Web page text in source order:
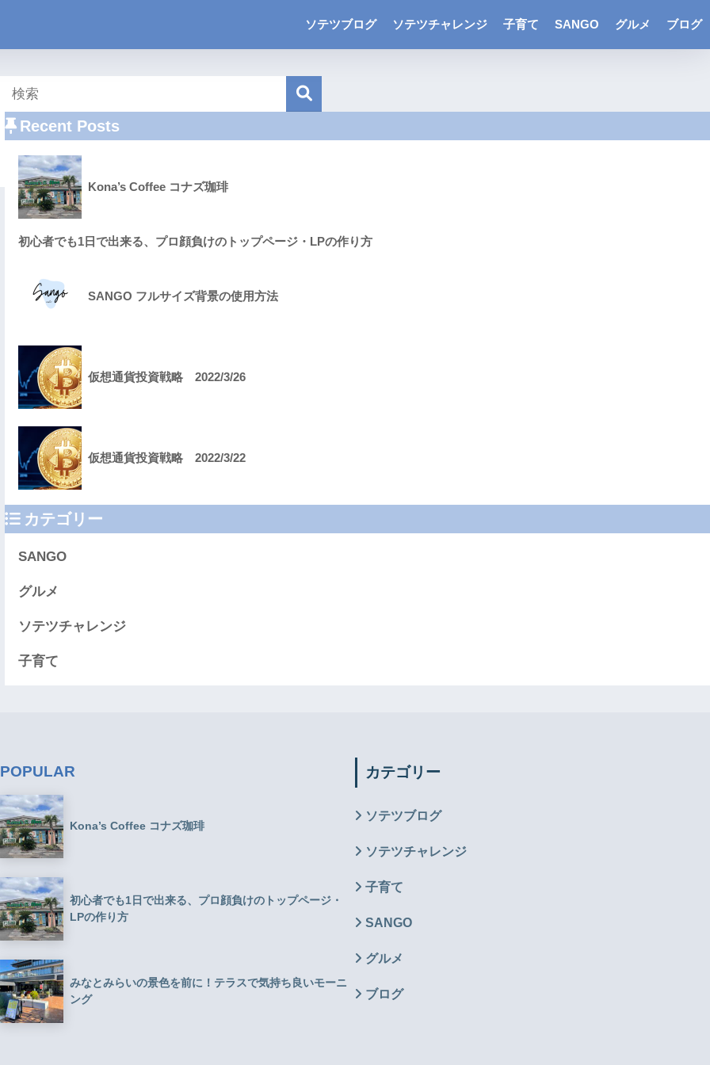
ソテツブログ ソテツチャレンジ 子育て SANGO グルメ ブログ
Recent Posts
Kona’s Coffee コナズ珈琲
初心者でも1日で出来る、プロ顔負けのトップページ・LPの作り方
SANGO フルサイズ背景の使用方法
仮想通貨投資戦略 2022/3/26
仮想通貨投資戦略 2022/3/22
カテゴリー
SANGO
グルメ
ソテツチャレンジ
子育て
POPULAR
Kona’s Coffee コナズ珈琲
初心者でも1日で出来る、プロ顔負けのトップページ・
LPの作り方
みなとみらいの景色を前に！テラスで気持ち良いモーニ
ング
カテゴリー
ソテツブログ
ソテツチャレンジ
子育て
SANGO
グルメ
ブログ